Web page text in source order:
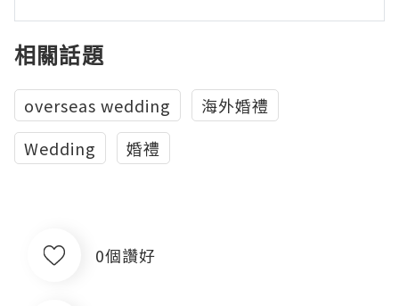
相關話題
overseas wedding
海外婚禮
Wedding
婚禮
0個讚好